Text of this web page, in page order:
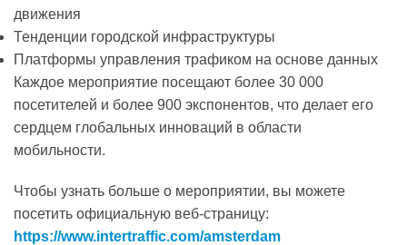
движения
Тенденции городской инфраструктуры
Платформы управления трафиком на основе данных
Каждое мероприятие посещают более 30 000
посетителей и более 900 экспонентов, что делает его
сердцем глобальных инноваций в области
мобильности.
Чтобы узнать больше о мероприятии, вы можете
посетить официальную веб-страницу:
https://www.intertraffic.com/amsterdam